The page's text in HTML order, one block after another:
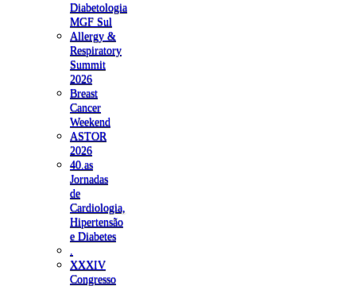
Diabetologia
MGF Sul
Allergy &
Respiratory
Summit
2026
Breast
Cancer
Weekend
ASTOR
2026
40.as
Jornadas
de
Cardiologia,
Hipertensão
e Diabetes
XXXIV
Congresso